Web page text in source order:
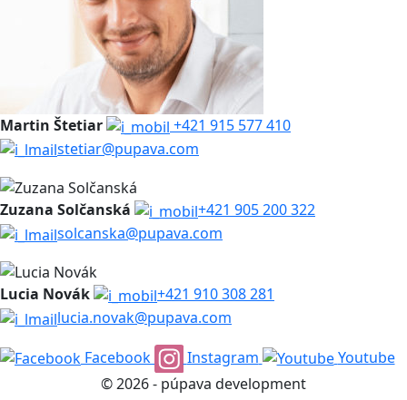
Martin Štetiar
+421 915 577 410
stetiar@pupava.com
Zuzana Solčanská
+421 905 200 322
solcanska@pupava.com
Lucia Novák
+421 910 308 281
lucia.novak@pupava.com
Facebook
Instagram
Youtube
© 2026 - púpava development